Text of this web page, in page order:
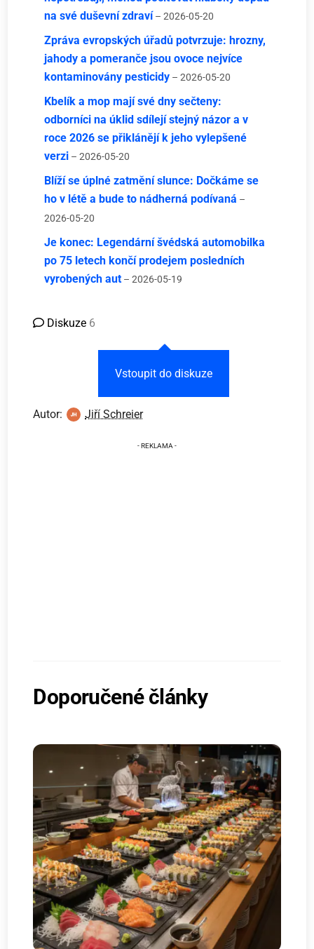
na své duševní zdraví – 2026-05-20
Zpráva evropských úřadů potvrzuje: hrozny,
jahody a pomeranče jsou ovoce nejvíce
kontaminovány pesticidy – 2026-05-20
Kbelík a mop mají své dny sečteny:
odborníci na úklid sdílejí stejný názor a v
roce 2026 se přiklánějí k jeho vylepšené
verzi – 2026-05-20
Blíží se úplné zatmění slunce: Dočkáme se
ho v létě a bude to nádherná podívaná –
2026-05-20
Je konec: Legendární švédská automobilka
po 75 letech končí prodejem posledních
vyrobených aut – 2026-05-19
Diskuze 6
Vstoupit do diskuze
Autor: Jiří Schreier
Doporučené články